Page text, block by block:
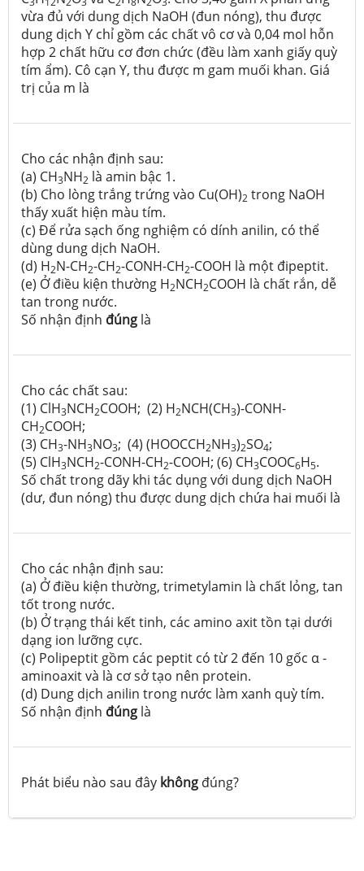
vừa đủ với dung dịch NaOH (đun nóng), thu được
dung dịch Y chỉ gồm các chất vô cơ và 0,04 mol hỗn
hợp 2 chất hữu cơ đơn chức (đều làm xanh giấy quỳ
tím ẩm). Cô cạn Y, thu được m gam muối khan. Giá
trị của m là
Cho các nhận định sau:
(a) CH3NH2 là amin bậc 1.
(b) Cho lòng trắng trứng vào Cu(OH)2 trong NaOH
thấy xuất hiện màu tím.
(c) Để rửa sạch ống nghiệm có dính anilin, có thể
dùng dung dịch NaOH.
(d) H2N-CH2-CH2-CONH-CH2-COOH là một đipeptit.
(e) Ở điều kiện thường H2NCH2COOH là chất rắn, dễ
tan trong nước.
Số nhận định đúng là
Cho các chất sau:
(1) ClH3NCH2COOH; (2) H2NCH(CH3)-CONH-
CH2COOH;
(3) CH3-NH3NO3; (4) (HOOCCH2NH3)2SO4;
(5) ClH3NCH2-CONH-CH2-COOH; (6) CH3COOC6H5.
Số chất trong dãy khi tác dụng với dung dịch NaOH
(dư, đun nóng) thu được dung dịch chứa hai muối là
Cho các nhận định sau:
(a) Ở điều kiện thường, trimetylamin là chất lỏng, tan
tốt trong nước.
(b) Ở trạng thái kết tinh, các amino axit tồn tại dưới
dạng ion lưỡng cực.
(c) Polipeptit gồm các peptit có từ 2 đến 10 gốc α -
aminoaxit và là cơ sở tạo nên protein.
(d) Dung dịch anilin trong nước làm xanh quỳ tím.
Số nhận định đúng là
Phát biểu nào sau đây không đúng?